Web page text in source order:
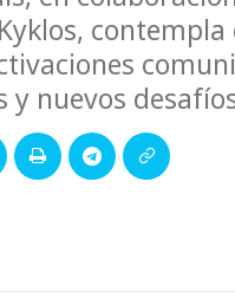
contempla
nuevos